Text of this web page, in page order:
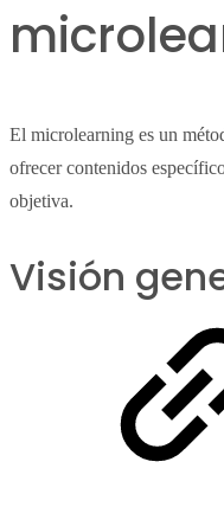
El microlearning es un
ofrecer contenidos
objetiva.
Visión